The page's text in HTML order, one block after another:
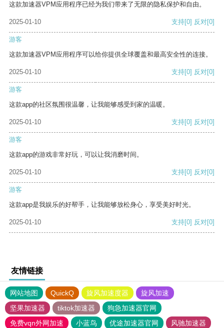
这款加速器VPM应用程序已经为我们带来了无限的隐私保护和自由。
2025-01-10 支持[0] 反对[0]
游客
这款加速器VPM应用程序可以给你提供全球覆盖和最高安全性的连接。
2025-01-10 支持[0] 反对[0]
游客
这款app的社区氛围很温馨，让我能够感受到家的温暖。
2025-01-10 支持[0] 反对[0]
游客
这款app的游戏非常好玩，可以让我消磨时间。
2025-01-10 支持[0] 反对[0]
游客
这款app是我娱乐的好帮手，让我能够放松身心，享受美好时光。
2025-01-10 支持[0] 反对[0]
友情链接
网站地图 QuickQ 旋风加速度器
旋风加速
坚果加速器
tiktok加速器
狗急加速器官网
免费vqn外网加速
小蓝鸟 优途加速器官网
风驰加速器